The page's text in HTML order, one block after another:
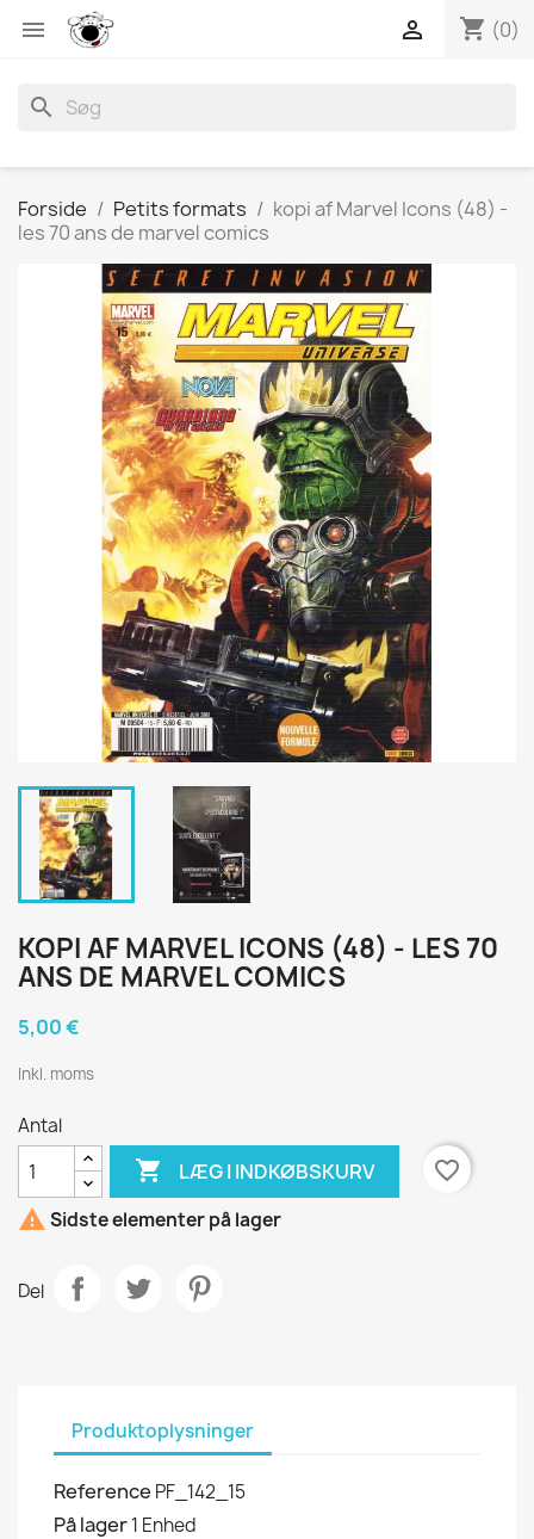
 shopping_cart (0)

search
Forside Petits formats
kopi af Marvel Icons (48) -
les 70 ans de marvel comics
KOPI AF MARVEL ICONS (48) - LES 70
ANS DE MARVEL COMICS
5,00 €
Inkl. moms
Antal
 LÆG I INDKØBSKURV
favorite_border
 Sidste elementer på lager
Del
Produktoplysninger
Reference PF_142_15
På lager1 Enhed